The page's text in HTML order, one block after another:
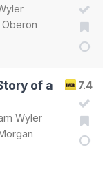
7.4
of a
Wyler